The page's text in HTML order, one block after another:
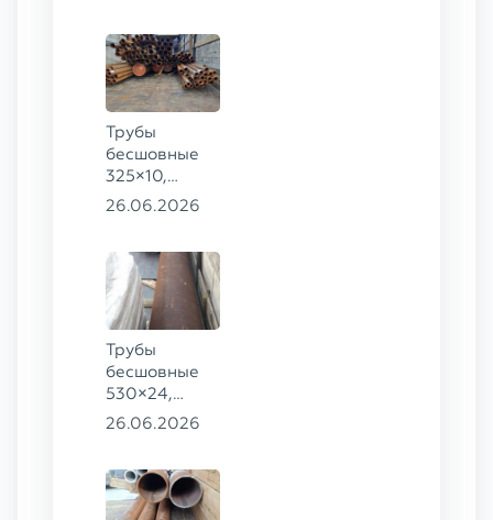
Трубы
бесшовные
325×10,
102×4, 83×8,
78, ст. 20,
68×8, 83×6,
89×10, 83×8
ст. 09Г2С
26.06.2026
Трубы
бесшовные
530×24,
273×40 ГОСТ
26.06.2026